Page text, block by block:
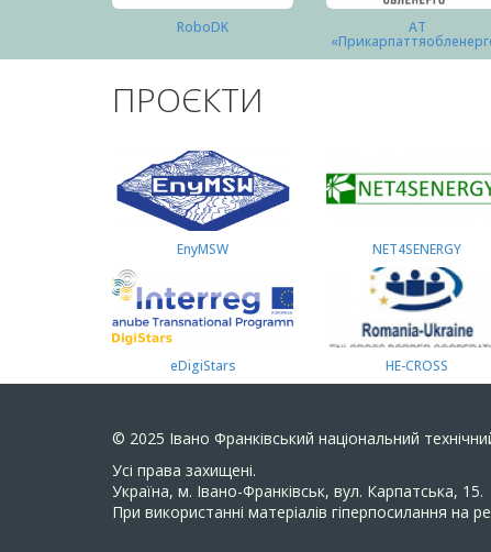
RoboDK АТ
ПРОЄКТИ
EnyMSW NET4SENERGY
eDigiStars HE-CROSS
© 2025 Івано Франківський національний
Усi права захищенi.
Україна, м. Івано-Франківськ, вул. Карпатська, 15.
При використанні матеріалів гіперпосилання на